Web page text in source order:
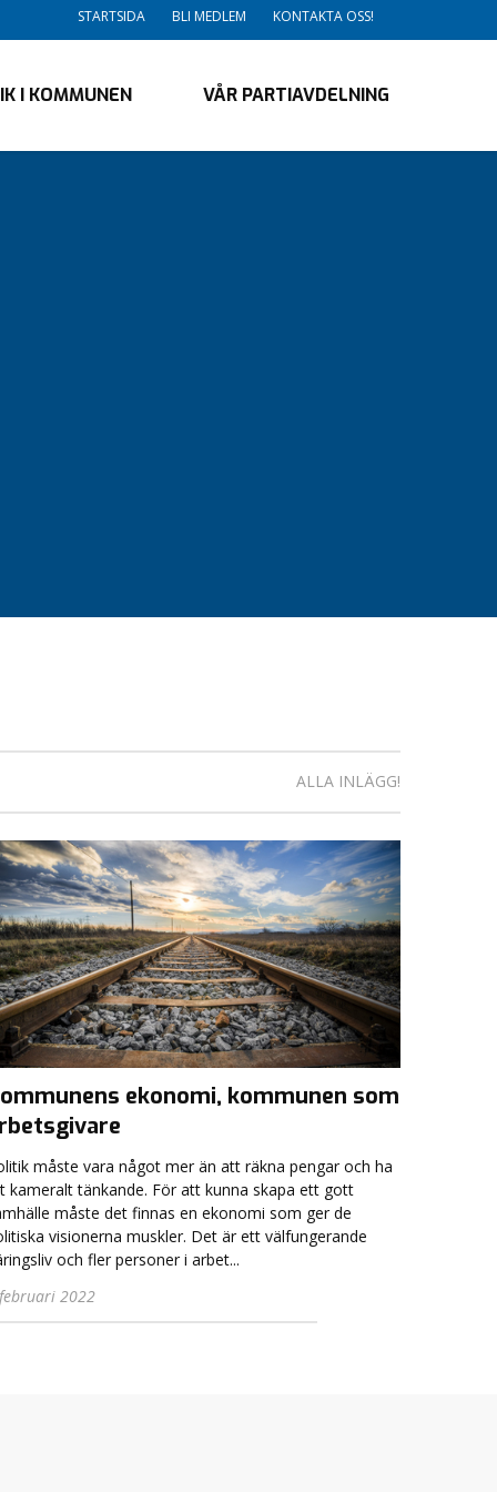
STARTSIDA BLI MEDLEM KONTAKTA OSS!
I KOMMUNEN VÅR PARTIAVDELNING
ALLA INLÄGG!
ekonomi, kommunen som
måste vara något mer än att räkna pengar och ha
kameralt tänkande. För att kunna skapa ett gott
måste det finnas en ekonomi som ger de
visionerna muskler. Det är ett välfungerande
och fler personer i arbet...
2022